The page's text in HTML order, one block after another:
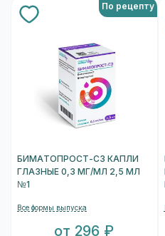
По рецепту
БИМАТОПРОСТ-СЗ КАПЛИ
ГЛАЗНЫЕ 0,3 МГ/МЛ 2,5 МЛ
№1
Все формы выпуска
от 296 ₽